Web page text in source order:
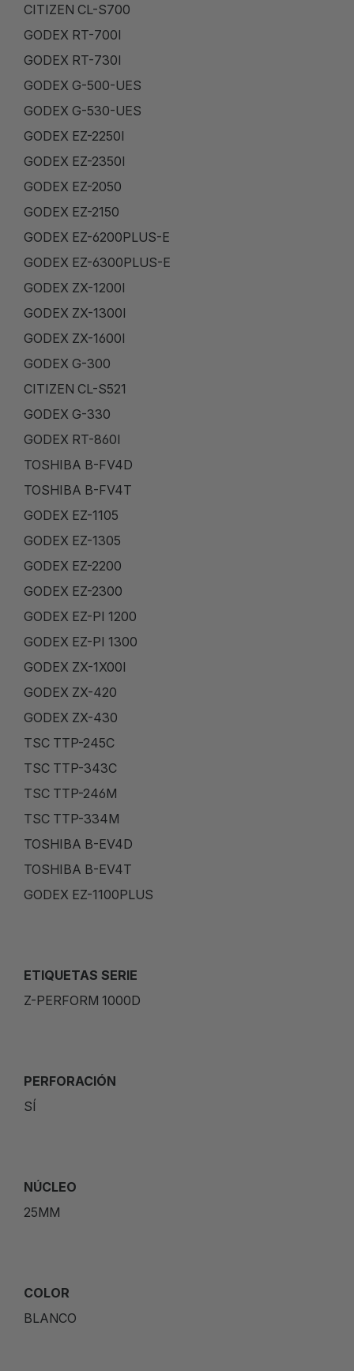
CITIZEN CL-S700
GODEX RT-700I
GODEX RT-730I
GODEX G-500-UES
GODEX G-530-UES
GODEX EZ-2250I
GODEX EZ-2350I
GODEX EZ-2050
GODEX EZ-2150
GODEX EZ-6200PLUS-E
GODEX EZ-6300PLUS-E
GODEX ZX-1200I
GODEX ZX-1300I
GODEX ZX-1600I
GODEX G-300
CITIZEN CL-S521
GODEX G-330
GODEX RT-860I
TOSHIBA B-FV4D
TOSHIBA B-FV4T
GODEX EZ-1105
GODEX EZ-1305
GODEX EZ-2200
GODEX EZ-2300
GODEX EZ-PI 1200
GODEX EZ-PI 1300
GODEX ZX-1X00I
GODEX ZX-420
GODEX ZX-430
TSC TTP-245C
TSC TTP-343C
TSC TTP-246M
TSC TTP-334M
TOSHIBA B-EV4D
TOSHIBA B-EV4T
GODEX EZ-1100PLUS
ETIQUETAS SERIE
Z-PERFORM 1000D
PERFORACIÓN
SÍ
NÚCLEO
25MM
COLOR
BLANCO